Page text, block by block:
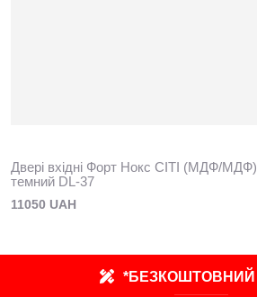
Двері вхідні Форт Нокс СІТІ (МДФ/
темний DL-37
11050 UAH
*БЕЗКОШТОВНИЙ